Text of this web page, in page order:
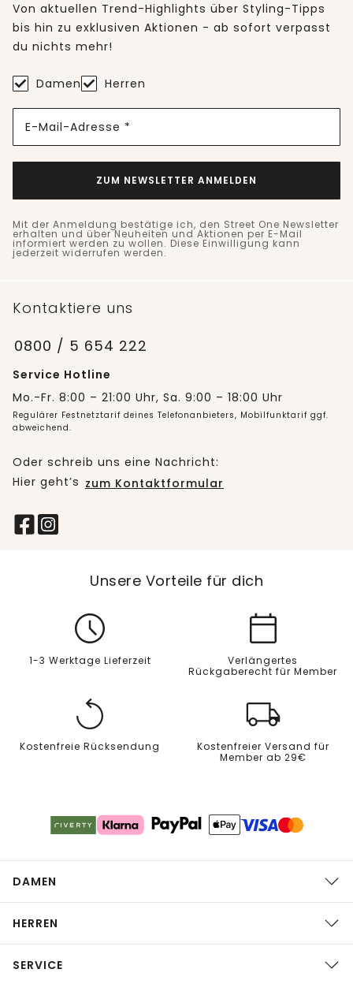
Von aktuellen Trend-Highlights über Styling-Tipps
bis hin zu exklusiven Aktionen - ab sofort verpasst
du nichts mehr!
Damen Herren
E-Mail-Adresse *
ZUM NEWSLETTER ANMELDEN
Mit der Anmeldung bestätige ich, den Street One Newsletter
erhalten und über Neuheiten und Aktionen per E-Mail
informiert werden zu wollen. Diese Einwilligung kann
jederzeit widerrufen werden.
Kontaktiere uns
0800 / 5 654 222
Service Hotline
Mo.-Fr. 8:00 – 21:00 Uhr, Sa. 9:00 – 18:00 Uhr
Regulärer Festnetztarif deines Telefonanbieters, Mobilfunktarif ggf.
abweichend.
Oder schreib uns eine Nachricht:
Hier geht’s zum Kontaktformular
Unsere Vorteile für dich
1-3 Werktage Lieferzeit
Verlängertes
Rückgaberecht für Member
Kostenfreie Rücksendung
Kostenfreier Versand für
Member ab 29€
DAMEN
HERREN
SERVICE